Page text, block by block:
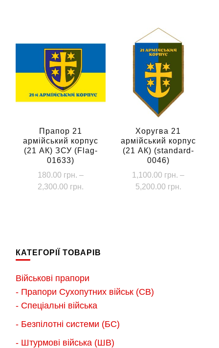
кілька
варіантів.
Параметри
можна
вибрати
сторінці
товару
Прапор 21
армійський корпус
(21 АК) ЗСУ (Flag-
01633)
180.00 грн. –
2,300.00 грн.
варіантів.
можна
вибрати
сторінці
товару
Хоругва 21
армійський корпус
(21 АК) (standard-
0046)
1,100.00 грн. –
5,200.00 грн.
КАТЕГОРІЇ ТОВАРІВ
Військові прапори
- Прапори Сухопутних військ (СВ)
- Спеціальні війська
- Безпілотні системи (БС)
- Штурмові війська (ШВ)